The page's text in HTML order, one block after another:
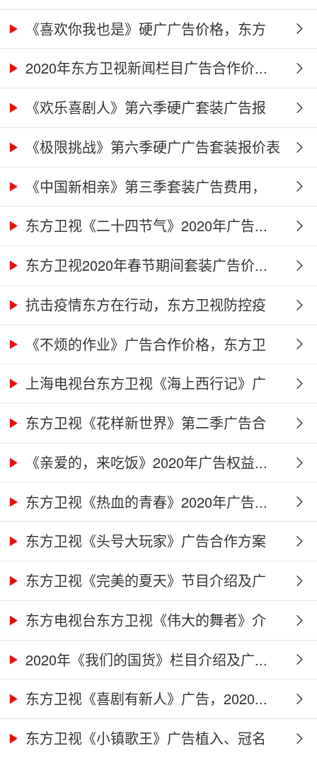
《喜欢你我也是》硬广广告价格，东方
卫...2020年东方卫视新闻栏目广告合作价...
《欢乐喜剧人》第六季硬广套装广告报
价...《极限挑战》第六季硬广广告套装报价表
《中国新相亲》第三季套装广告费用，
东...东方卫视《二十四节气》2020年广告...
东方卫视2020年春节期间套装广告价...
抗击疫情东方在行动，东方卫视防控疫
情...《不烦的作业》广告合作价格，东方卫
视...上海电视台东方卫视《海上西行记》广
告...东方卫视《花样新世界》第二季广告合
作...《亲爱的，来吃饭》2020年广告权益...
东方卫视《热血的青春》2020年广告...
东方卫视《头号大玩家》广告合作方案
东方卫视《完美的夏天》节目介绍及广
告...东方电视台东方卫视《伟大的舞者》介
绍...2020年《我们的国货》栏目介绍及广...
东方卫视《喜剧有新人》广告，2020...
东方卫视《小镇歌王》广告植入、冠名